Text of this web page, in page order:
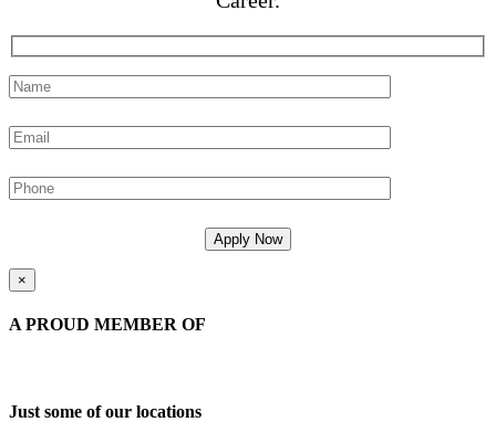
×
A PROUD MEMBER OF
Just some of our locations